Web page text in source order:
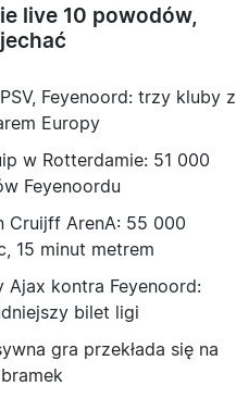
live 10 powodów,
Feyenoord: trzy kluby z
Europy
w Rotterdamie: 51 000
Feyenoordu
Cruijff ArenA: 55 000
15 minut metrem
Ajax kontra Feyenoord:
bilet ligi
gra przekłada się na